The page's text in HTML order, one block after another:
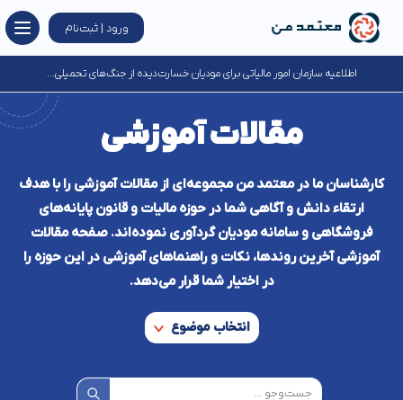
ورود | ثبت‌نام
اطلاعیه سازمان امور مالیاتی برای مودیان خسارت‌دیده از جنگ‌های تحمیلی...
مقالات آموزشی
کارشناسان ما در معتمد من مجموعه‌ای از مقالات آموزشی را با هدف
ارتقاء دانش و آگاهی شما در حوزه مالیات و قانون پایانه‌های
فروشگاهی و سامانه مودیان گردآوری نموده‌اند. صفحه مقالات
آموزشی آخرین روند‌ها، نکات و راهنماهای آموزشی در این حوزه را
در اختیار شما قرار می‌دهد.
انتخاب موضوع